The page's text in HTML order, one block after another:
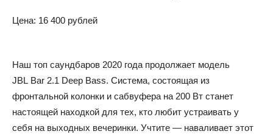
Цена: 16 400 рублей
Наш топ саундбаров 2020 года продолжает модель
JBL Bar 2.1 Deep Bass. Система, состоящая из
фронтальной колонки и сабвуфера на 200 Вт станет
настоящей находкой для тех, кто любит устраивать у
себя на выходных вечеринки. Учтите — наваливает этот